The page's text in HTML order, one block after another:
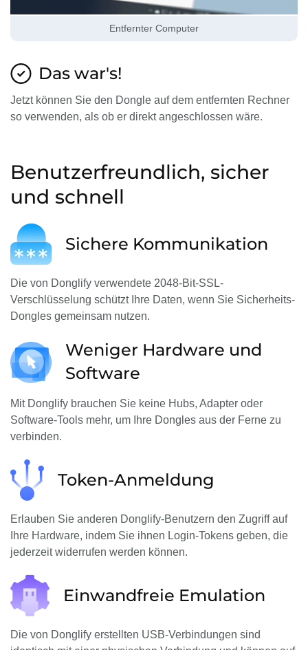
Entfernter Computer
Das war's!
Jetzt können Sie den Dongle auf dem entfernten Rechner
so verwenden, als ob er direkt angeschlossen wäre.
Benutzerfreundlich, sicher
und schnell
Sichere Kommunikation
Die von Donglify verwendete 2048-Bit-SSL-
Verschlüsselung schützt Ihre Daten, wenn Sie Sicherheits-
Dongles gemeinsam nutzen.
Weniger Hardware und
Software
Mit Donglify brauchen Sie keine Hubs, Adapter oder
Software-Tools mehr, um Ihre Dongles aus der Ferne zu
verbinden.
Token-Anmeldung
Erlauben Sie anderen Donglify-Benutzern den Zugriff auf
Ihre Hardware, indem Sie ihnen Login-Tokens geben, die
jederzeit widerrufen werden können.
Einwandfreie Emulation
Die von Donglify erstellten USB-Verbindungen sind